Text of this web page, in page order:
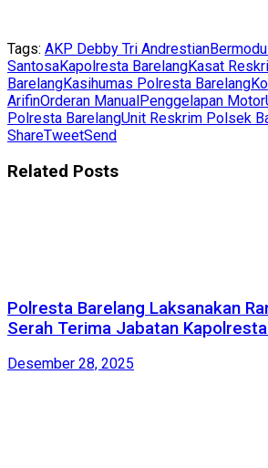
Tags: AKP Debby Tri Andrestian
SantosaKapolresta BarelangKasat
BarelangKasihumas Polresta Barelang
ArifinOrderan Manual Penggelapan Motor
Polresta BarelangUnit Reskrim Polsek
ShareTweetSend
Related Posts
Polresta Barelang Laksanakan
Serah Terima Jabatan
Desember 28, 2025